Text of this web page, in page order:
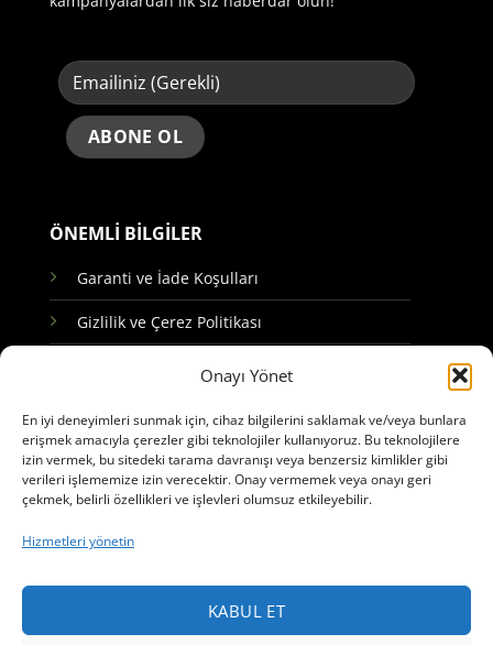
Onayı Yönet
En iyi deneyimleri sunmak için, cihaz bilgilerini saklamak ve/veya bunlara
erişmek amacıyla çerezler gibi teknolojiler kullanıyoruz. Bu teknolojilere
izin vermek, bu sitedeki tarama davranışı veya benzersiz kimlikler gibi
verileri işlememize izin verecektir. Onay vermemek veya onayı geri
çekmek, belirli özellikleri ve işlevleri olumsuz etkileyebilir.
Hizmetleri yönetin
KABUL ET
ÖNEMLİ BİLGİLER
Garanti ve İade Koşulları
Gizlilik ve Çerez Politikası
KVKK Aydınlatma Metni
SSS / Sık Sorulan Sorular
HIZLI ERİŞİM
Tüm Kitaplar